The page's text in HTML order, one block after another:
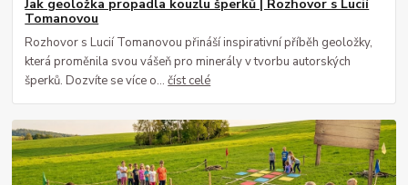
Jak geoložka propadla kouzlu šperků | Rozhovor s Lucií
Tomanovou
Rozhovor s Lucií Tomanovou přináší inspirativní příběh geoložky,
která proměnila svou vášeň pro minerály v tvorbu autorských
šperků. Dozvíte se více o...číst celé